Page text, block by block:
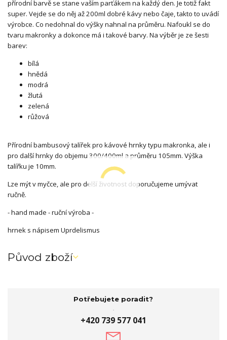
přírodní barvě se stane vaším parťákem na každý den. Je totiž fakt
super. Vejde se do něj až 200ml dobré kávy nebo čaje, takto to uvádí
výrobce. Co nedohnal do výšky nahnal na průměru. Nafoukl se do
tvaru makronky a dokonce má i takové barvy. Na výběr je ze šesti
barev:
bílá
hnědá
modrá
žlutá
zelená
růžová
Přírodní bambusový talířek pro kávové hrnky typu makronka, ale i
pro další hrnky do objemu 300/400ml a průměru 105mm. Výška
talířku je 10mm.
Lze mýt v myčce, ale pro delší životnost doporučujeme umývat
ručně.
- hand made - ruční výroba -
hrnek s nápisem Uprdelismus
Původ zboží
Potřebujete poradit?
+420 739 577 041